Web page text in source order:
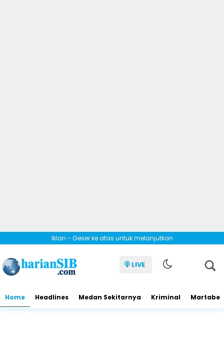
Iklan - Geser ke atas untuk melanjutkan
LIVE
Home Headlines Medan Sekitarnya Kriminal Martabe